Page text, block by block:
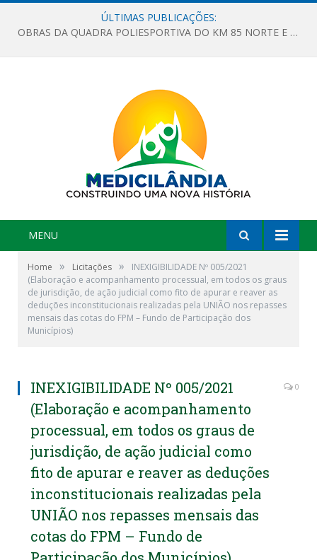
ÚLTIMAS PUBLICAÇÕES:
OBRAS DA QUADRA POLIESPORTIVA DO KM 85 NORTE E DA ESCOLA GASPAR VIANA AVANÇAM
MENU
Home » Licitações »
INEXIGIBILIDADE Nº 005/2021
(Elaboração e acompanhamento processual, em todos os graus
de jurisdição, de ação judicial como fito de apurar e reaver as
deduções inconstitucionais realizadas pela UNIÃO nos repasses
mensais das cotas do FPM – Fundo de Participação dos
Municípios)
INEXIGIBILIDADE Nº 005/2021
(Elaboração e acompanhamento
processual, em todos os graus de
jurisdição, de ação judicial como
fito de apurar e reaver as deduções
inconstitucionais realizadas pela
UNIÃO nos repasses mensais das
cotas do FPM – Fundo de
0